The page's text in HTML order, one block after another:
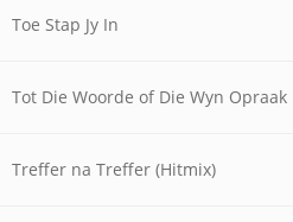
Toe Stap Jy In
Tot Die Woorde of Die Wyn Opraak
Treffer na Treffer (Hitmix)